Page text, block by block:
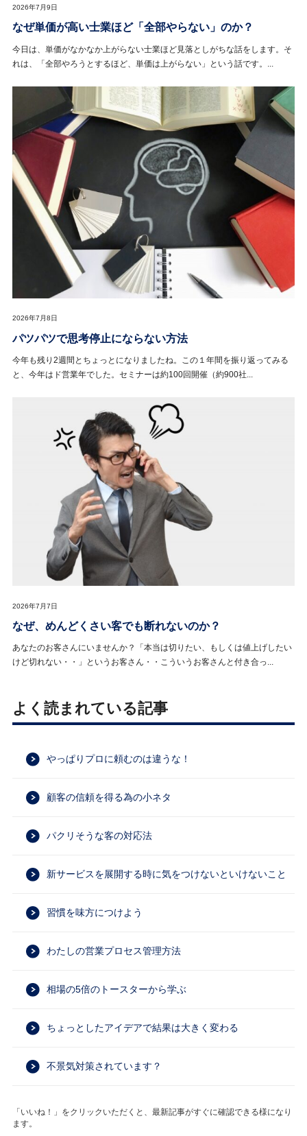
2026年7月9日
なぜ単価が高い士業ほど「全部やらない」のか？
今日は、単価がなかなか上がらない士業ほど見落としがちな話をします。そ
れは、「全部やろうとするほど、単価は上がらない」という話です。...
2026年7月8日
パツパツで思考停止にならない方法
今年も残り2週間とちょっとになりましたね。この１年間を振り返ってみる
と、今年はド営業年でした。セミナーは約100回開催（約900社...
2026年7月7日
なぜ、めんどくさい客でも断れないのか？
あなたのお客さんにいませんか？「本当は切りたい、もしくは値上げしたい
けど切れない・・」というお客さん・・こういうお客さんと付き合っ...
よく読まれている記事
やっぱりプロに頼むのは違うな！
顧客の信頼を得る為の小ネタ
パクリそうな客の対応法
新サービスを展開する時に気をつけないといけないこと
習慣を味方につけよう
わたしの営業プロセス管理方法
相場の5倍のトースターから学ぶ
ちょっとしたアイデアで結果は大きく変わる
不景気対策されています？
「いいね！」をクリックいただくと、最新記事がすぐに確認できる様になり
ます。